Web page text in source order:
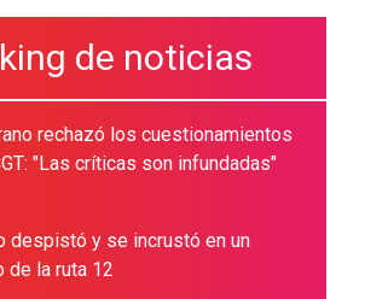
de noticias
rechazó los cuestionamientos
"Las críticas son infundadas"
despistó y se incrustó en un
de la ruta 12